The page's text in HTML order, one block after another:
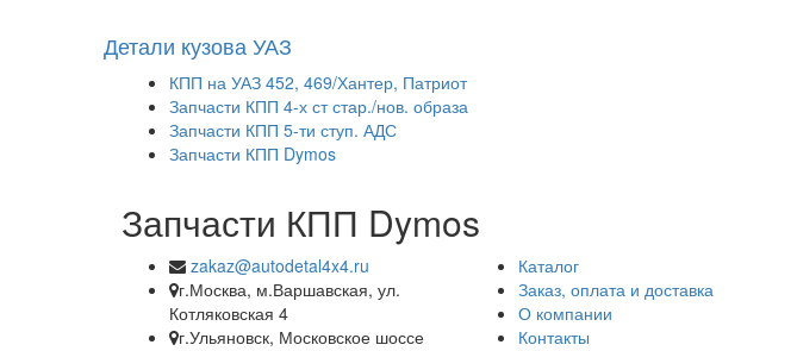
Детали кузова УАЗ
КПП на УАЗ 452, 469/Хантер, Патриот
Запчасти КПП 4-х ст стар./нов. образа
Запчасти КПП 5-ти ступ. АДС
Запчасти КПП Dymos
Запчасти КПП Dymos
zakaz@autodetal4x4.ru
г.Москва, м.Варшавская, ул.
Котляковская 4
г.Ульяновск, Московское шоссе
Каталог
Заказ, оплата и доставка
О компании
Контакты